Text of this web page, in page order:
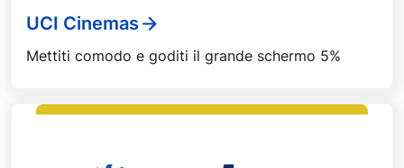
UCI Cinemas
Mettiti comodo e goditi il grande schermo 5%